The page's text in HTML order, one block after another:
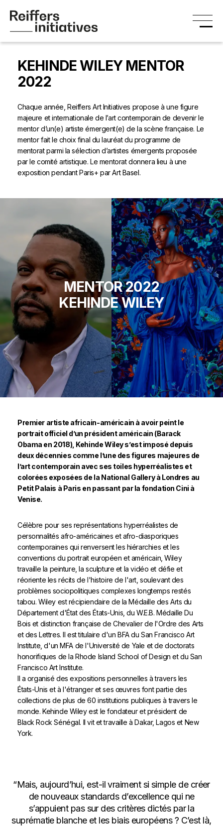
KEHINDE WILEY MENTOR
2022
Chaque année, Reiffers Art Initiatives propose à une figure
majeure et internationale de l’art contemporain de devenir le
mentor d’un(e) artiste émergent(e) de la scène française. Le
mentor fait le choix final du lauréat du programme de
mentorat parmi la sélection d’artistes émergents proposée
par le comité artistique. Le mentorat donnera lieu à une
exposition pendant Paris+ par Art Basel.
MENTOR 2022
KEHINDE WILEY
Premier artiste africain-américain à avoir peint le
portrait officiel d’un président américain (Barack
Obama en 2018), Kehinde Wiley s’est imposé depuis
deux décennies comme l’une des figures majeures de
l’art contemporain avec ses toiles hyperréalistes et
colorées exposées de la National Gallery à Londres au
Petit Palais à Paris en passant par la fondation Cini à
Venise.
Célèbre pour ses représentations hyperréalistes de
personnalités afro-américaines et afro-diasporiques
contemporaines qui renversent les hiérarchies et les
conventions du portrait européen et américain, Wiley
travaille la peinture, la sculpture et la vidéo et défie et
réoriente les récits de l'histoire de l'art, soulevant des
problèmes sociopolitiques complexes longtemps restés
tabou. Wiley est récipiendaire de la Médaille des Arts du
Département d'État des États-Unis, du W.E.B. Médaille Du
Bois et distinction française de Chevalier de l'Ordre des Arts
et des Lettres. Il est titulaire d'un BFA du San Francisco Art
Institute, d'un MFA de l'Université de Yale et de doctorats
honorifiques de la Rhode Island School of Design et du San
Francisco Art Institute.
Il a organisé des expositions personnelles à travers les
États-Unis et à l'étranger et ses œuvres font partie des
collections de plus de 60 institutions publiques à travers le
monde. Kehinde Wiley est le fondateur et président de
Black Rock Sénégal. Il vit et travaille à Dakar, Lagos et New
York.
“Mais, aujourd’hui, est-il vraiment si simple de créer
de nouveaux standards d’excellence qui ne
s’appuient pas sur des critères dictés par la
suprématie blanche et les biais européens ? C’est là,